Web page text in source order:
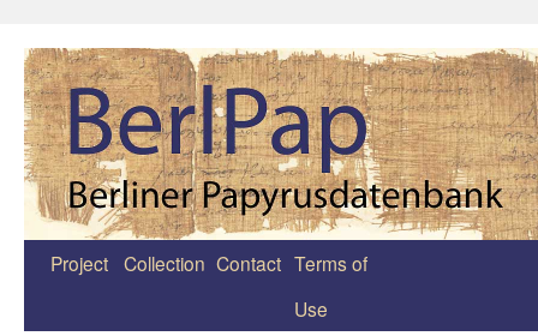
Zum
Project Collection Contact Terms of
Use